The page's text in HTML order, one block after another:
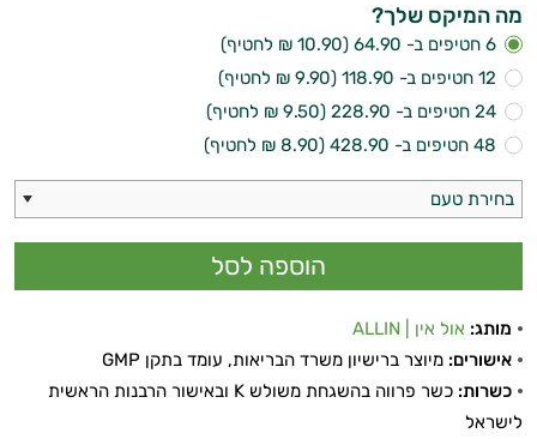
כאבים
התאוששות
ומנוחה
שריפת
משפרי
מה המיקס שלך?
6 חטיפים ב- 64.90 (10.90 ₪ לחטיף)
12 חטיפים ב- 118.90 (9.90 ₪ לחטיף)
24 חטיפים ב- 228.90 (9.50 ₪ לחטיף)
48 חטיפים ב- 428.90 (8.90 ₪ לחטיף)
בחירת טעם
מותג: אול אין | ALLIN
אישורים: מיוצר ברישיון משרד הבריאות, עומד בתקן GMP
כשרות:
כשר פרווה בהשגחת משולש K ובאישור הרבנות הראשית
לישראל